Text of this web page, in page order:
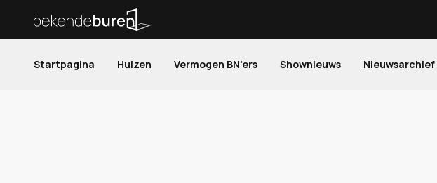
Startpagina Huizen Vermogen BN'ers Shownieuws Nieuwsarchief